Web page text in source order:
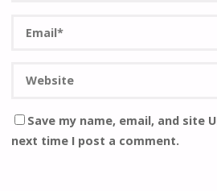
Save my name, email, and site
next time I post a comment.